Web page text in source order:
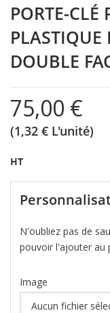
PORTE-CLÉ
PLASTIQUE
DOUBLE
75,00 €
(1,32 € L'unité)
HT
N'oubliez pas de
pouvoir l'ajouter au
Image
Aucun fichier